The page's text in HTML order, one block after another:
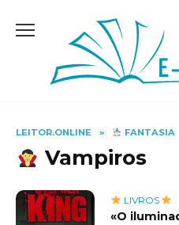
LEITOR.ONLINE » FANTASIA
Vampiros
LIVROS
«O